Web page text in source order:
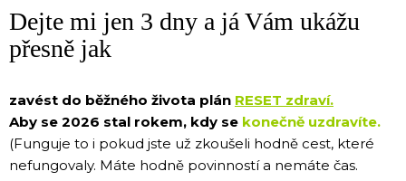
Dejte mi jen 3 dny a já Vám ukážu
přesně jak
zavést do běžného života plán RESET zdraví.
Aby se 2026 stal rokem, kdy se konečně uzdravíte.
(Funguje to i pokud jste už zkoušeli hodně cest, které
nefungovaly. Máte hodně povinností a nemáte čas.